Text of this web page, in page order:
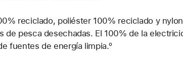
reciclado, poliéster 100% reciclado y nylon
pesca desechadas. El 100% de la
fuentes de energía limpia.º